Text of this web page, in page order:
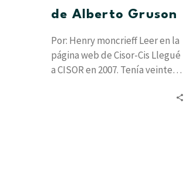
de Alberto Gruson
Por: Henry moncrieff Leer en la
página web de Cisor-Cis Llegué
a CISOR en 2007. Tenía veinte